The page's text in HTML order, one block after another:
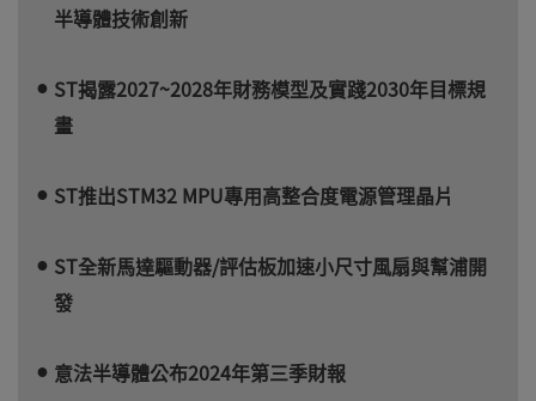
半導體技術創新
ST揭露2027~2028年財務模型及實踐2030年目標規
畫
ST推出STM32 MPU專用高整合度電源管理晶片
ST全新馬達驅動器/評估板加速小尺寸風扇與幫浦開
發
意法半導體公布2024年第三季財報